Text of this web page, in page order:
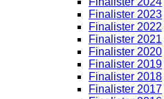
Finalister 2023
Finalister 2022
Finalister 2021
Finalister 2020
Finalister 2019
Finalister 2018
Finalister 2017